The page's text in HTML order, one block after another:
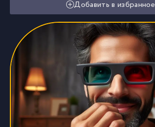
Добавить в избранное